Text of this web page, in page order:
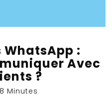
:
Avec
?
Minutes